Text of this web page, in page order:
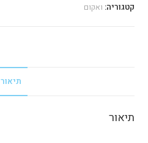
קטגוריה: ואקום
תיאור
תיאור